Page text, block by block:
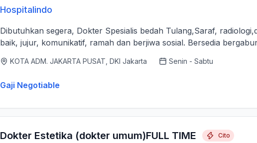
Hospitalindo
Dibutuhkan segera, Dokter Spesialis bedah Tulang,Saraf,
baik, jujur, komunikatif, ramah dan berjiwa sosial. Bersedia
KOTA ADM. JAKARTA PUSAT, DKI Jakarta Senin - Sabtu
Gaji Negotiable
Dokter Estetika (dokter umum)FULL TIME Cito